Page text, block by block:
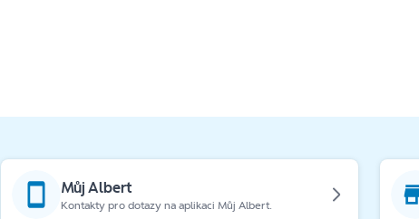
Můj Albert
Kontakty pro dotazy na aplikaci Můj Albert.